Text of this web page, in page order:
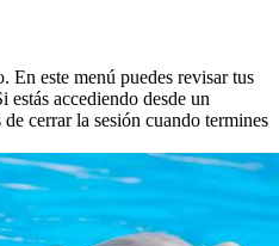
En este menú puedes revisar tus
estás accediendo desde un
cerrar la sesión cuando termines